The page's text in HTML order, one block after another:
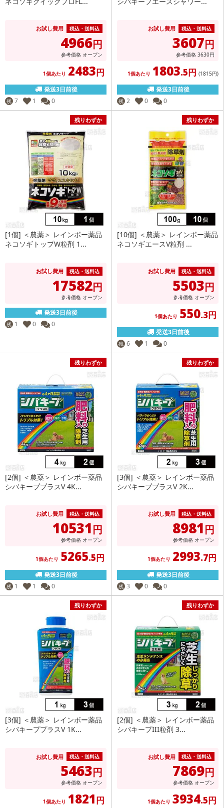
お試し費用 税込・送料込
4966円
参考価格 オープン
1個あたり 2483円
発送3日前後
残 7 1 0
お試し費用 税込・送料込
3607円
参考価格 3630円
1個あたり 1803.5円 (1815円)
発送3日前後
残 2 0 0
残りわずか
[1個] ＜農薬＞ レインボー薬品
ネコソギトップW粒剤 1...
お試し費用 税込・送料込
17582円
参考価格 オープン
発送3日前後
残 1 0 0
残りわずか
[10個] ＜農薬＞ レインボー薬品
ネコソギエースV粒剤 ...
お試し費用 税込・送料込
5503円
参考価格 オープン
1個あたり 550.3円
発送3日前後
残 6 1 0
残りわずか
[2個] ＜農薬＞ レインボー薬品
シバキーププラスV 4K...
お試し費用 税込・送料込
10531円
参考価格 オープン
1個あたり 5265.5円
発送3日前後
残 1 1 0
残りわずか
[3個] ＜農薬＞ レインボー薬品
シバキーププラスV 2K...
お試し費用 税込・送料込
8981円
参考価格 オープン
1個あたり 2993.7円
発送3日前後
残 3 0 0
残りわずか
[3個] ＜農薬＞ レインボー薬品
シバキーププラスV 1K...
お試し費用 税込・送料込
5463円
参考価格 オープン
1個あたり 1821円
残りわずか
[2個] ＜農薬＞ レインボー薬品
シバキープIII粒剤 3...
お試し費用 税込・送料込
7869円
参考価格 オープン
1個あたり 3934.5円